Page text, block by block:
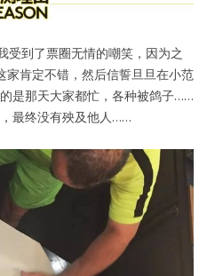
受到了票圈无情的嘲笑，因为之
家肯定不错，然后信誓旦旦在小范
是那天大家都忙，各种被鸽子……
最终没有殃及他人……